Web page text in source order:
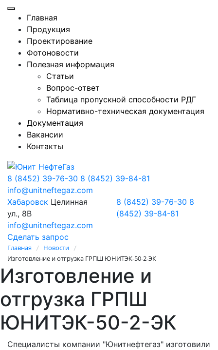
Главная
Продукция
Проектирование
Фотоновости
Полезная информация
Статьи
Вопрос-ответ
Таблица пропускной способности РДГ
Нормативно-техническая документация
Документация
Вакансии
Контакты
8 (8452) 39-76-30 8 (8452) 39-84-81
info@unitneftegaz.com
Хабаровск Целинная
ул., 8В
info@unitneftegaz.com
8 (8452) 39-76-30 8
(8452) 39-84-81
Сделать запрос
Главная / Новости /
Изготовление и отгрузка ГРПШ ЮНИТЭК-50-2-ЭК
Изготовление и
отгрузка ГРПШ
ЮНИТЭК-50-2-ЭК
Специалисты компании "Юнитнефтегаз" изготовили